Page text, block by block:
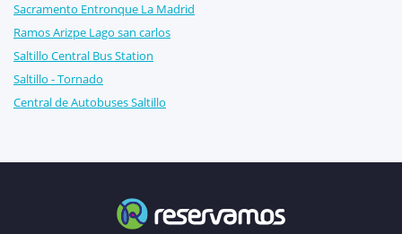
Sacramento Entronque La Madrid
Ramos Arizpe Lago san carlos
Saltillo Central Bus Station
Saltillo - Tornado
Central de Autobuses Saltillo